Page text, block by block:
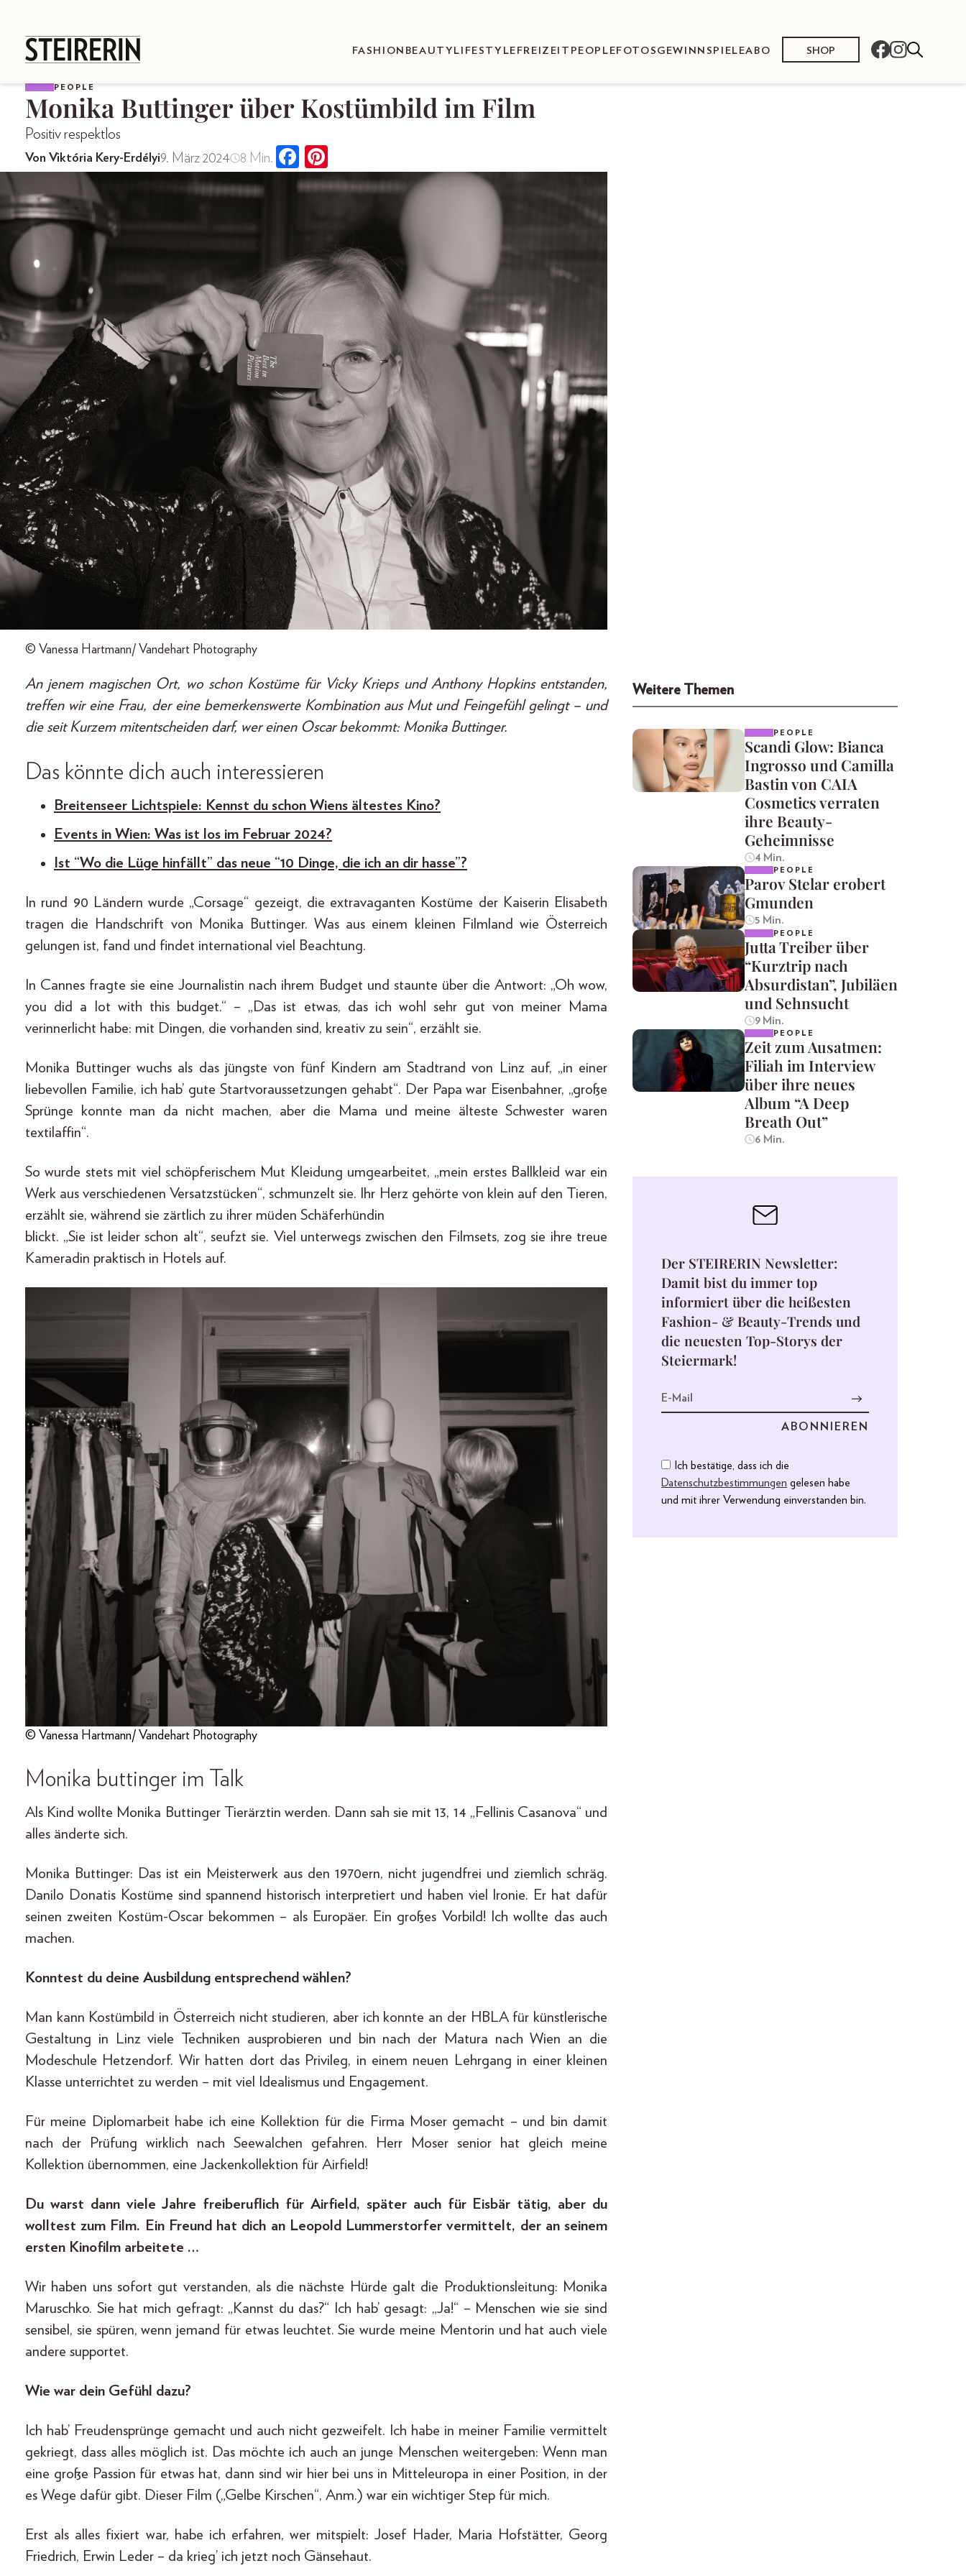
FASHION BEAUTY LIFESTYLE FREIZEIT PEOPLE FOTOS GEWINNSPIELEABO SHOP
PEOPLE
Monika Buttinger über Kostümbild im Film
Positiv respektlos
Von Viktória Kery-Erdélyi9. März 2024 8 Min.
© Vanessa Hartmann/ Vandehart Photography
An jenem magischen Ort, wo schon Kostüme für Vicky Krieps und Anthony Hopkins entstanden,
treffen wir eine Frau, der eine bemerkenswerte Kombination aus Mut und Feingefühl gelingt – und
die seit Kurzem mitentscheiden darf, wer einen Oscar bekommt: Monika Buttinger.
Das könnte dich auch interessieren
Breitenseer Lichtspiele: Kennst du schon Wiens ältestes Kino?
Events in Wien: Was ist los im Februar 2024?
Ist “Wo die Lüge hinfällt” das neue “10 Dinge, die ich an dir hasse”?
In rund 90 Ländern wurde „Corsage“ gezeigt, die extravaganten Kostüme der Kaiserin Elisabeth
tragen die Handschrift von Monika Buttinger. Was aus einem kleinen Filmland wie Österreich
gelungen ist, fand und findet international viel Beachtung.
In Cannes fragte sie eine Journalistin nach ihrem Budget und staunte über die Antwort: „Oh wow,
you did a lot with this budget.“ – „Das ist etwas, das ich wohl sehr gut von meiner Mama
verinnerlicht habe: mit Dingen, die vorhanden sind, kreativ zu sein“, erzählt sie.
Monika Buttinger wuchs als das jüngste von fünf Kindern am Stadtrand von Linz auf, „in einer
liebevollen Familie, ich hab’ gute Startvoraussetzungen gehabt“. Der Papa war Eisenbahner, „große
Sprünge konnte man da nicht machen, aber die Mama und meine älteste Schwester waren
textilaffin“.
So wurde stets mit viel schöpferischem Mut Kleidung umgearbeitet, „mein erstes Ballkleid war ein
Werk aus verschiedenen Versatzstücken“, schmunzelt sie. Ihr Herz gehörte von klein auf den Tieren,
erzählt sie, während sie zärtlich zu ihrer müden Schäferhündin
blickt. „Sie ist leider schon alt“, seufzt sie. Viel unterwegs zwischen den Filmsets, zog sie ihre treue
Kameradin praktisch in Hotels auf.
© Vanessa Hartmann/ Vandehart Photography
Monika buttinger im Talk
Als Kind wollte Monika Buttinger Tierärztin werden. Dann sah sie mit 13, 14 „Fellinis Casanova“ und
alles änderte sich.
Monika Buttinger: Das ist ein Meisterwerk aus den 1970ern, nicht jugendfrei und ziemlich schräg.
Danilo Donatis Kostüme sind spannend historisch interpretiert und haben viel Ironie. Er hat dafür
seinen zweiten Kostüm-Oscar bekommen – als Europäer. Ein großes Vorbild! Ich wollte das auch
machen.
Konntest du deine Ausbildung entsprechend wählen?
Man kann Kostümbild in Österreich nicht studieren, aber ich konnte an der HBLA für künstlerische
Gestaltung in Linz viele Techniken ausprobieren und bin nach der Matura nach Wien an die
Modeschule Hetzendorf. Wir hatten dort das Privileg, in einem neuen Lehrgang in einer kleinen
Klasse unterrichtet zu werden – mit viel Idealismus und Engagement.
Für meine Diplomarbeit habe ich eine Kollektion für die Firma Moser gemacht – und bin damit
nach der Prüfung wirklich nach Seewalchen gefahren. Herr Moser senior hat gleich meine
Kollektion übernommen, eine Jackenkollektion für Airfield!
Du warst dann viele Jahre freiberuflich für Airfield, später auch für Eisbär tätig, aber du
wolltest zum Film. Ein Freund hat dich an Leopold Lummerstorfer vermittelt, der an seinem
ersten Kinofilm arbeitete …
Wir haben uns sofort gut verstanden, als die nächste Hürde galt die Produktionsleitung: Monika
Maruschko. Sie hat mich gefragt: „Kannst du das?“ Ich hab’ gesagt: „Ja!“ – Menschen wie sie sind
sensibel, sie spüren, wenn jemand für etwas leuchtet. Sie wurde meine Mentorin und hat auch viele
andere supportet.
Wie war dein Gefühl dazu?
Ich hab’ Freudensprünge gemacht und auch nicht gezweifelt. Ich habe in meiner Familie vermittelt
gekriegt, dass alles möglich ist. Das möchte ich auch an junge Menschen weitergeben: Wenn man
eine große Passion für etwas hat, dann sind wir hier bei uns in Mitteleuropa in einer Position, in der
es Wege dafür gibt. Dieser Film („Gelbe Kirschen“, Anm.) war ein wichtiger Step für mich.
Erst als alles fixiert war, habe ich erfahren, wer mitspielt: Josef Hader, Maria Hofstätter, Georg
Friedrich, Erwin Leder – da krieg’ ich jetzt noch Gänsehaut.
Weitere Themen
PEOPLE
Scandi Glow: Bianca
Ingrosso und Camilla
Bastin von CAIA
Cosmetics verraten
ihre Beauty-
Geheimnisse
4 Min.
PEOPLE
Parov Stelar erobert
Gmunden
5 Min.
PEOPLE
Jutta Treiber über
“Kurztrip nach
Absurdistan”, Jubiläen
und Sehnsucht
9 Min.
PEOPLE
Zeit zum Ausatmen:
Filiah im Interview
über ihre neues
Album “A Deep
Breath Out”
6 Min.
Der STEIRERIN Newsletter:
Damit bist du immer top
informiert über die heißesten
Fashion- & Beauty-Trends und
die neuesten Top-Storys der
Steiermark!
Ich bestätige, dass ich die
Datenschutzbestimmungen gelesen habe
und mit ihrer Verwendung einverstanden bin.